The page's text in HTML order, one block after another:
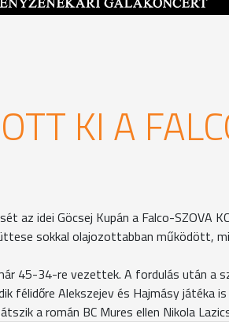
KI A
az idei Göcsej Kupán a Falco-SZOVA
sokkal olajozottabban működött,
45-34-re vezettek. A fordulás után a
Alekszejev és Hajmásy játéka
a román BC Mures ellen Nikola